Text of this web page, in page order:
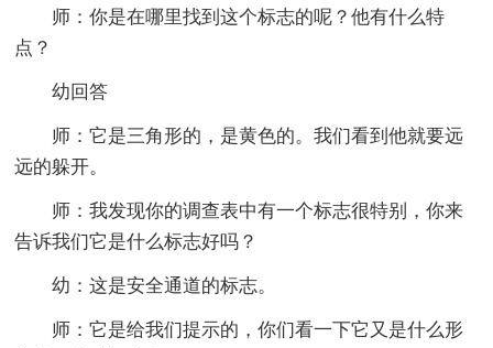
师：你是在哪里找到这个标志的呢？他有什么特
点？
幼回答
师：它是三角形的，是黄色的。我们看到他就要远
远的躲开。
师：我发现你的调查表中有一个标志很特别，你来
告诉我们它是什么标志好吗？
幼：这是安全通道的标志。
师：它是给我们提示的，你们看一下它又是什么形